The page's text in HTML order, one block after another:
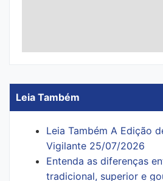
Leia Também
Leia Também A Edição
Vigilante 25/07/2026
Entenda as diferenças
tradicional, superior e